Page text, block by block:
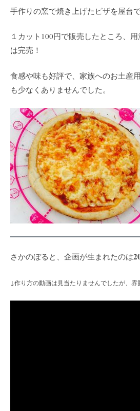
手作りの窯で焼き上げたピザを屋台で
１カット100円で販売したところ、
は完売！
食感や味も好評で、家族へのお土産
も少なくありませんでした。
さかのぼると、企画が生まれたのは
↓作り方の動画は見当たりませんでしたが、雰